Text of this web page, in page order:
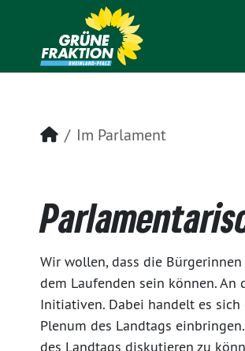
Startseite
Im Parlament
Wir wollen, dass die
dem Laufenden sein können.
Initiativen. Dabei handelt es
Plenum des Landtags
des Landtags diskutieren zu